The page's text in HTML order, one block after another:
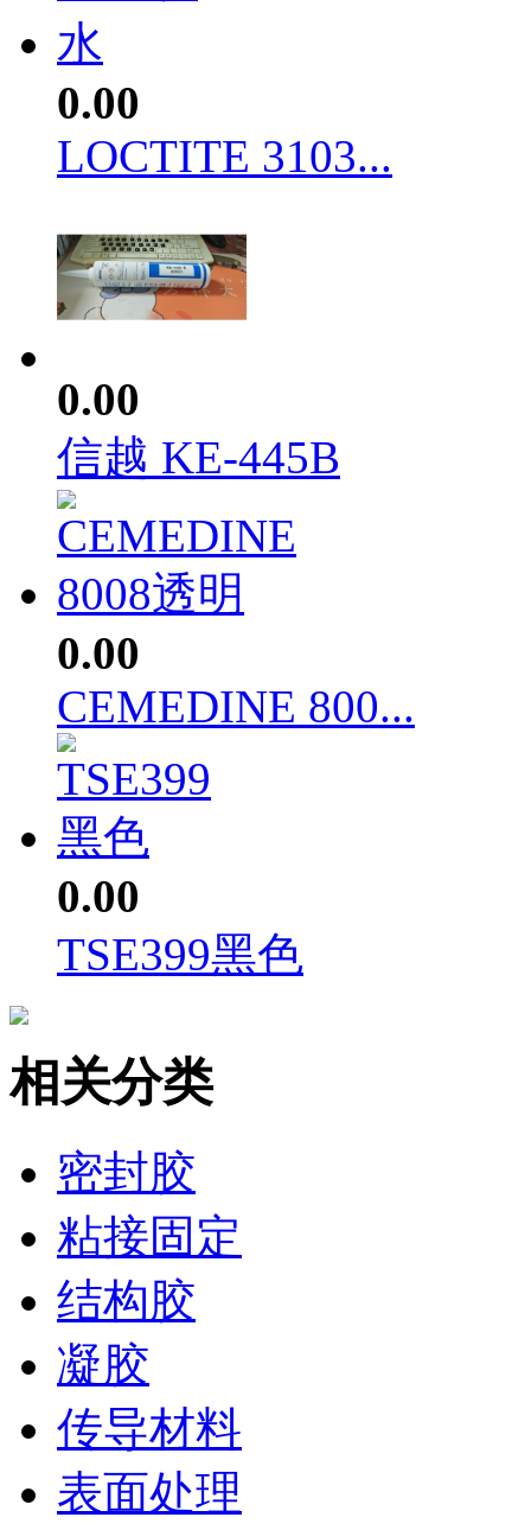
0.00
LOCTITE 3103...
0.00
信越 KE-445B
0.00
CEMEDINE 800...
0.00
TSE399黑色
相关分类
密封胶
粘接固定
结构胶
凝胶
传导材料
表面处理